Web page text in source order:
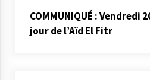
COMMUNIQUÉ : Vendredi
jour de l’Aïd El Fitr